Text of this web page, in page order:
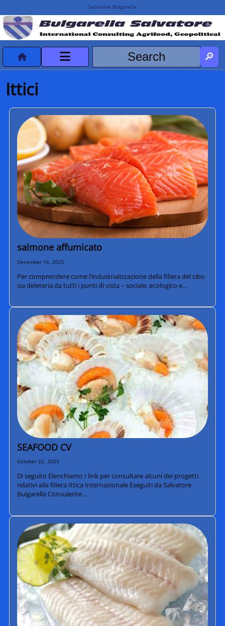
Salvatore Bulgarella
CVvCredits
HOME
DeclassificatiNC
Turismo Progetti
Projects Missions
Ittici
salmone affumicato
December 16, 2025
Per comprendere come l’industrializzazione della filiera del cibo
sia deleteria da tutti i punti di vista – sociale, ecologico e…
SEAFOOD CV
October 22, 2025
Di seguito Elenchiamo I link per consultare alcuni dei progetti
relativi alla filiera Ittica Internazionale Eseguiti da Salvatore
Bulgarella Consulente…